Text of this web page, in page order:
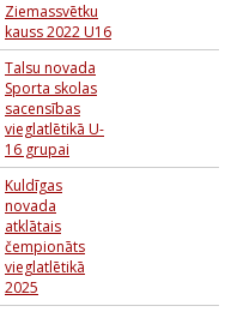
Ziemassvētku
kauss 2022 U16
Talsu novada
Sporta skolas
sacensības
vieglatlētikā U-
16 grupai
Kuldīgas
novada
atklātais
čempionāts
vieglatlētikā
2025